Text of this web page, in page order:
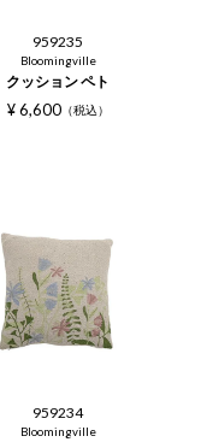
959235
Bloomingville
クッション ペト
¥ 6,600 税込
959234
Bloomingville